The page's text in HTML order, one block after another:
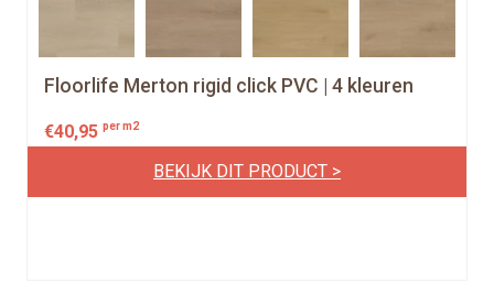
Floorlife Merton rigid click PVC | 4 kleuren
€40,95 per m2
BEKIJK DIT PRODUCT >